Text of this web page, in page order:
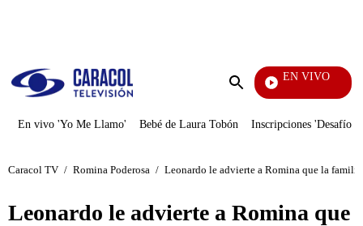
Enviar
EN VIVO
La Red
En vivo 'Yo Me Llamo' Bebé de Laura Tobón Inscripciones 'Desafío'
Caracol TV / Romina Poderosa / Leonardo le advierte a Romina que la
Leonardo le advierte a Romina que